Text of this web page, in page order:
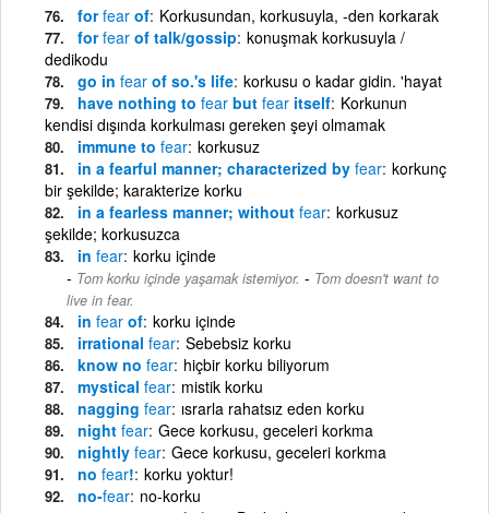
forfear of Korkusundan, korkusuyla, -den korkarak
forfear of talk/gossip konuşmak korkusuyla /
dedikodu
go in fear of so.'s life korkusu o kadar gidin. 'hayat
have nothing to fear but fear itself Korkunun
kendisi dışında korkulması gereken şeyi olmamak
immune to fear korkusuz
in a fearful manner; characterized by fear korkunç
bir şekilde; karakterize korku
in a fearless manner; without fear korkusuz
şekilde; korkusuzca
in fear korku içinde
Tom korku içinde yaşamak istemiyor. - Tom doesn't want to
live in fear.
in fear of korku içinde
irrational fear Sebebsiz korku
know no fear hiçbir korku biliyorum
mystical fear mistik korku
nagging fear ısrarla rahatsız eden korku
night fear Gece korkusu, geceleri korkma
nightly fear Gece korkusu, geceleri korkma
no fear! korku yoktur!
no-fear no-korku